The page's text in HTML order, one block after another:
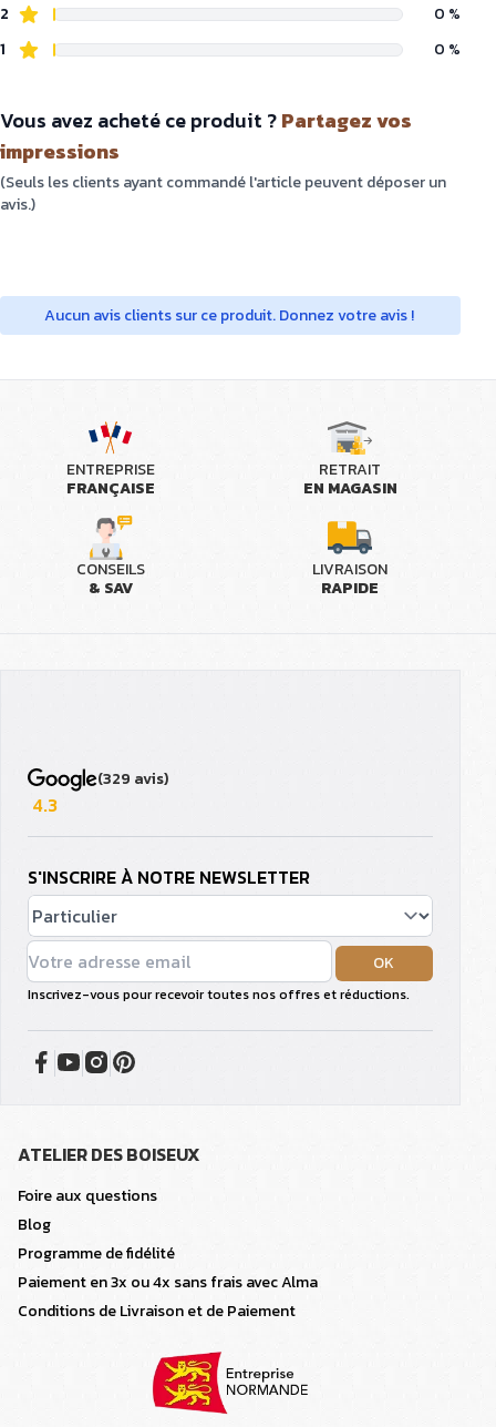
2
0 %
1
0 %
Vous avez acheté ce produit ?Partagez vos
impressions
(Seuls les clients ayant commandé l'article peuvent déposer un
avis.)
Aucun avis clients sur ce produit. Donnez votre avis !
ENTREPRISE
FRANÇAISE
RETRAIT
EN MAGASIN
CONSEILS
& SAV
LIVRAISON
RAPIDE
(329 avis)
4.3
S'INSCRIRE À NOTRE NEWSLETTER
OK
Inscrivez-vous pour recevoir toutes nos offres et réductions.
ATELIER DES BOISEUX
Foire aux questions
Blog
Programme de fidélité
Paiement en 3x ou 4x sans frais avec Alma
Conditions de Livraison et de Paiement